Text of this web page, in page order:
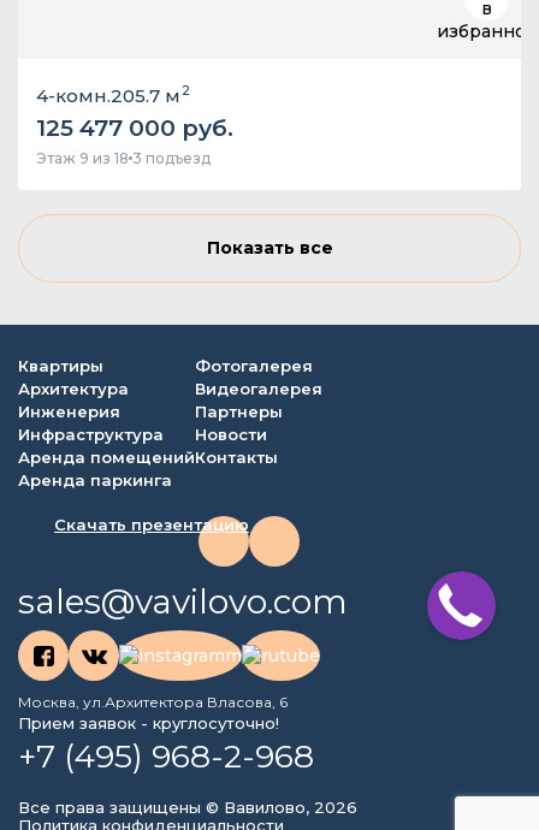
4-комн.205.7 м 2
125 477 000 руб.
Этаж 9 из 18 3 подъезд
Показать все
Квартиры
Архитектура
Инженерия
Инфраструктура
Аренда помещений
Аренда паркинга
Фотогалерея
Видеогалерея
Партнеры
Новости
Контакты
Скачать презентацию
sales@vavilovo.com
Москва, ул.Архитектора Власова, 6
Прием заявок - круглосуточно!
+7 (495) 968-2-968
Все права защищены © Вавилово, 2026
Политика конфиденциальности